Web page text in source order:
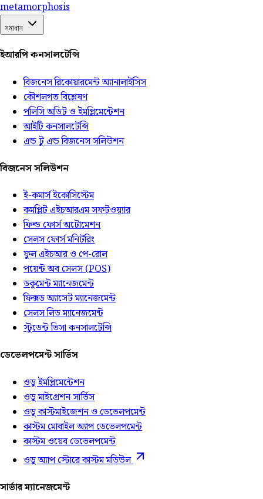
metamorphosis
সমাধান
ইআরপি কনসালটেন্সি
বিজনেস রিকোয়ারমেন্ট অ্যানালাইসিস
কৌশলগত বিশ্লেষণ
পলিসি অডিট ও ইমপ্লিমেন্টেশন
আইটি কনসালটেন্সি
এন্ড টু এন্ড বিজনেস সলিউশন
বিজনেস সলিউশন
ই-কমার্স ইকোসিস্টেম
কমপ্লিট এইচআরএম সফটওয়্যার
ফিল্ড ফোর্স অটোমেশন
সেলস ফোর্স মনিটরিং
ফুল এইচআর ও পে-রোল
পয়েন্ট অব সেলস (POS)
ডকুমেন্ট ম্যানেজমেন্ট
ফিক্সড অ্যাসেট ম্যানেজমেন্ট
সেলস লিড ম্যানেজমেন্ট
স্টুডেন্ট ভিসা কনসালটেন্সি
ডেভেলপমেন্ট সার্ভিস
ওডু ইমপ্লিমেন্টেশন
ওডু মাইগ্রেশন সার্ভিস
ওডু কাস্টমাইজেশন ও ডেভেলপমেন্ট
কাস্টম মোবাইল অ্যাপ ডেভেলপমেন্ট
কাস্টম ওয়েব ডেভেলপমেন্ট
ওডু অ্যাপ স্টোরে কাস্টম মডিউল
সার্ভার ম্যানেজমেন্ট